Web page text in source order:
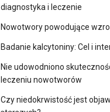
diagnostyka i leczenie
Nowotwory powodujące
Badanie kalcytoniny: Cel i
Nie udowodniono
leczeniu nowotworów
Czy niedokrwistość jest